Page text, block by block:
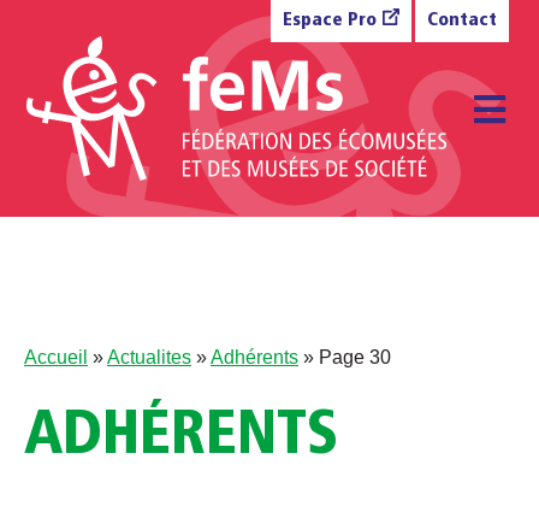
Espace Pro Contact
Accueil »Actualites »Adhérents » Page 30
ADHÉRENTS